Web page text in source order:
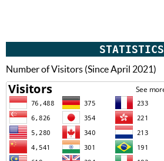
STATISTICS
Number of Visitors (Since April 2021)